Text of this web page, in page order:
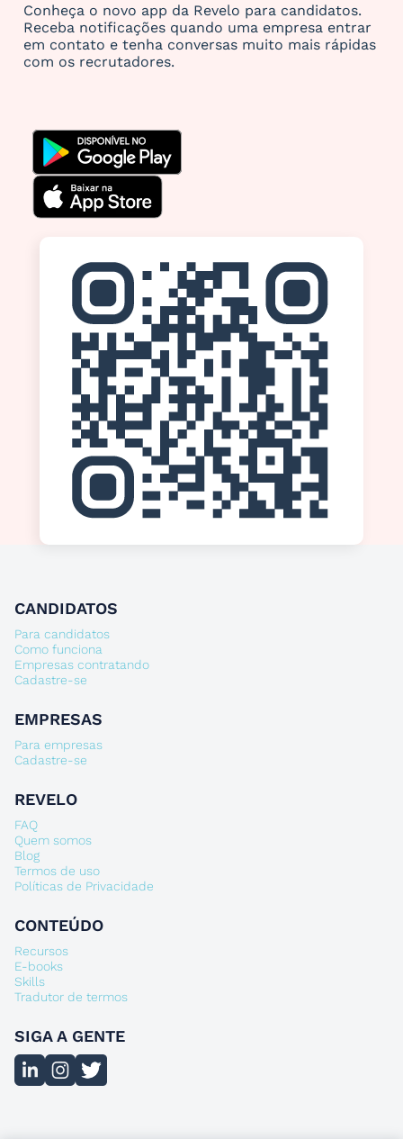
Conheça o novo app da Revelo para candidatos.
Receba notificações quando uma empresa entrar
em contato e tenha conversas muito mais rápidas
com os recrutadores.
CANDIDATOS
Para candidatos
Como funciona
Empresas contratando
Cadastre-se
EMPRESAS
Para empresas
Cadastre-se
REVELO
FAQ
Quem somos
Blog
Termos de uso
Políticas de Privacidade
CONTEÚDO
Recursos
E-books
Skills
Tradutor de termos
SIGA A GENTE